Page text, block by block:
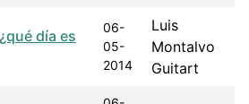
día es
06-
05-
2014
Luis
Montalvo
Guitart